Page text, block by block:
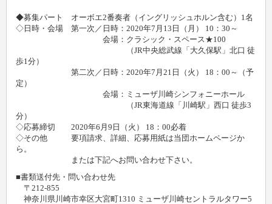
◆募集パート オーボエ2番奏者（イングリッシュホルン含む）1名
◇日時・会場 第一次／日時：2020年7月13日（月） 10：30～
会場：クラシック・スペース★100
（JR中央総武線「大久保駅」北口 徒
歩1分）
第二次／日時：2020年7月21日（火） 18：00～（予
定）
会場：ミューザ川崎シンフォニーホール
（JR東海道線「川崎駅」西口 徒歩3
分）
◇応募締切 2020年6月9日（火） 18：00必着
◇その他 要項請求、詳細、応募用紙は当団ホームページか
ら。
または下記へお問い合わせ下さい。
■書類送付先・問い合わせ先
〒212-855
神奈川県川崎市幸区大宮町1310 ミューザ川崎セントラルタワー5